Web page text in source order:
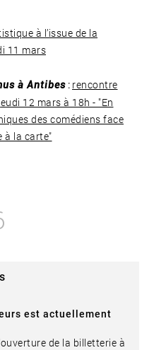
à l’issue de la
11 mars
à Antibes : rencontre
12 mars à 18h - "En
des comédiens face
à la carte"
est actuellement
de la billetterie à